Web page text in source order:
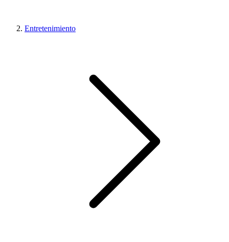
Entretenimiento